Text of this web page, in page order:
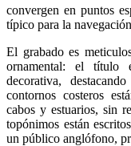
convergen en puntos
típico para la
El grabado es
ornamental: el título
decorativa,
contornos costeros
cabos y estuarios, sin
topónimos están
un público anglófono,